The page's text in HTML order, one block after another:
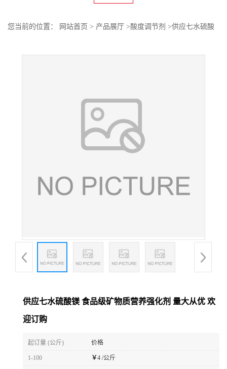
您当前的位置： 网站首页 > 产品展厅 >酸度调节剂 >供应七水硫酸
供应七水硫酸镁 食品级矿物质营养强化剂 量大从优 欢
迎订购
起订量 (公斤) 价格
1-100 ￥4 /公斤